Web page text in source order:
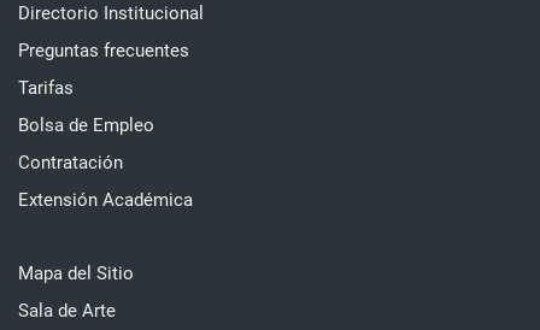
Directorio Institucional
Preguntas frecuentes
Tarifas
Bolsa de Empleo
Contratación
Extensión Académica
Mapa del Sitio
Sala de Arte